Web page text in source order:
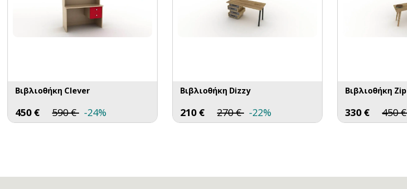
Βιβλιοθήκη Clever
450 € 590€ -24%
Βιβλιοθήκη Dizzy
210 € 270€ -22%
Βιβλιοθήκη Zip
330 € 450€